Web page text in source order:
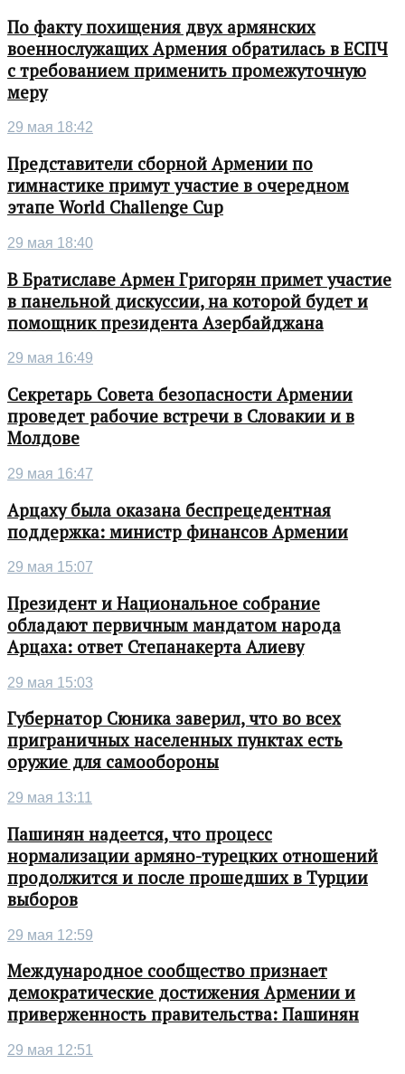
По факту похищения двух армянских
военнослужащих Армения обратилась в ЕСПЧ
с требованием применить промежуточную
меру
29 мая 18:42
Представители сборной Армении по
гимнастике примут участие в очередном
этапе World Challenge Cup
29 мая 18:40
В Братиславе Армен Григорян примет участие
в панельной дискуссии, на которой будет и
помощник президента Азербайджана
29 мая 16:49
Секретарь Совета безопасности Армении
проведет рабочие встречи в Словакии и в
Молдове
29 мая 16:47
Арцаху была оказана беспрецедентная
поддержка: министр финансов Армении
29 мая 15:07
Президент и Национальное собрание
обладают первичным мандатом народа
Арцаха: ответ Степанакерта Алиеву
29 мая 15:03
Губернатор Сюника заверил, что во всех
приграничных населенных пунктах есть
оружие для самообороны
29 мая 13:11
Пашинян надеется, что процесс
нормализации армяно-турецких отношений
продолжится и после прошедших в Турции
выборов
29 мая 12:59
Международное сообщество признает
демократические достижения Армении и
приверженность правительства: Пашинян
29 мая 12:51